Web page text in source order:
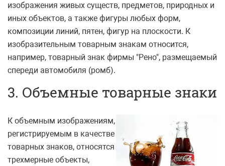
изображения живых существ, предметов, природных и
иных объектов, а также фигуры любых форм,
композиции линий, пятен, фигур на плоскости. К
изобразительным товарным знакам относится,
например, товарный знак фирмы "Рено", размещаемый
спереди автомобиля (ромб).
3. Объемные товарные знаки
К объемным изображениям,
регистрируемым в качестве
товарных знаков, относятся
трехмерные объекты,